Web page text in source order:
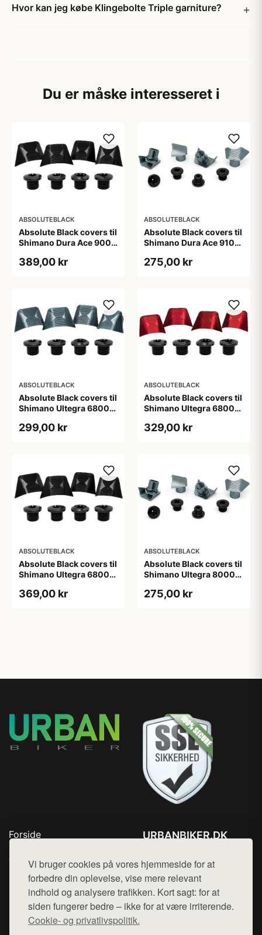
Vi bruger cookies på vores hjemmeside for at
forbedre din oplevelse, vise mere relevant
indhold og analysere trafikken. Kort sagt: for at
siden fungerer bedre – ikke for at være irriterende.
Cookie- og privatlivspolitik.
Hvor kan jeg købe Klingebolte Triple garniture?
Du er måske interesseret i
ABSOLUTEBLACK
Absolute Black covers til
Shimano Dura Ace 9000
389,00 kr
ABSOLUTEBLACK
Absolute Black covers til
Shimano Dura Ace 9100
275,00 kr
ABSOLUTEBLACK
Absolute Black covers til
Shimano Ultegra 6800
299,00 kr
ABSOLUTEBLACK
Absolute Black covers til
Shimano Ultegra 6800
329,00 kr
ABSOLUTEBLACK
Absolute Black covers til
Shimano Ultegra 6800
369,00 kr
ABSOLUTEBLACK
Absolute Black covers til
Shimano Ultegra 8000
275,00 kr
Forside
Top Rabatter
Blog
Kontakt
URBANBIKER.DK
Mail: hej@want.dk
Cookie- og privatlivspolitik